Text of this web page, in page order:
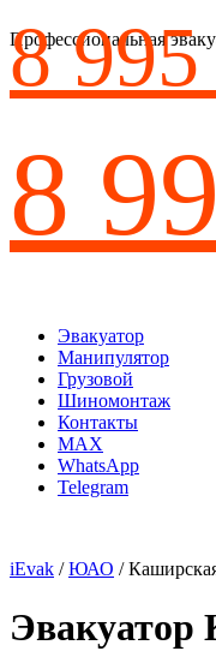
Профессиональная
8
8
Эвакуатор
Манипулятор
Грузовой
Шиномонтаж
Контакты
MAX
WhatsApp
Telegram
iEvak /ЮАО /
Эвакуатор